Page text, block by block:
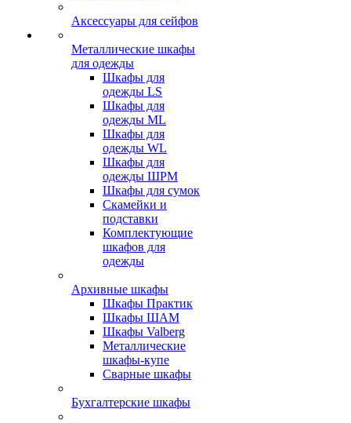
Аксессуары для сейфов
Металлические шкафы
для одежды
Шкафы для
одежды LS
Шкафы для
одежды ML
Шкафы для
одежды WL
Шкафы для
одежды ШРМ
Шкафы для сумок
Скамейки и
подставки
Комплектующие
шкафов для
одежды
Архивные шкафы
Шкафы Практик
Шкафы ШАМ
Шкафы Valberg
Металлические
шкафы-купе
Сварные шкафы
Бухгалтерские шкафы